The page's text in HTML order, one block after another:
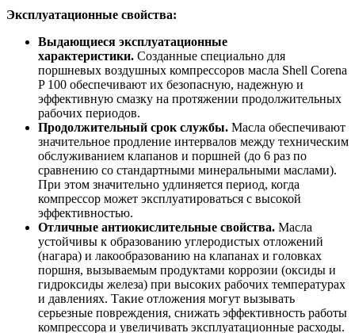
Эксплуатационные свойства:
Выдающиеся эксплуатационные
характеристики. Созданные специально для
поршневых воздушных компрессоров масла Shell Corena
P 100 обеспечивают их безопасную, надежную и
эффективную смазку на протяжении продолжительных
рабочих периодов.
Продолжительный срок службы. Масла обеспечивают
значительное продление интервалов между техническим
обслуживанием клапанов и поршней (до 6 раз по
сравнению со стандартными минеральными маслами).
При этом значительно удлиняется период, когда
компрессор может эксплуатироваться с высокой
эффективностью.
Отличные антиокислительные свойства. Масла
устойчивы к образованию углеродистых отложений
(нагара) и лакообразованию на клапанах и головках
поршня, вызываемым продуктами коррозии (оксиды и
гидроксиды железа) при высоких рабочих температурах
и давлениях. Такие отложения могут вызывать
серьезные повреждения, снижать эффективность работы
компрессора и увеличивать эксплуатационные расходы.